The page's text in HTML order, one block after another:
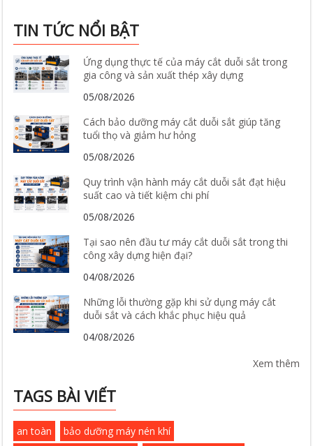
TIN TỨC NỔI BẬT
Ứng dụng thực tế của máy cắt duỗi sắt trong
gia công và sản xuất thép xây dựng
05/08/2026
Cách bảo dưỡng máy cắt duỗi sắt giúp tăng
tuổi thọ và giảm hư hỏng
05/08/2026
Quy trình vận hành máy cắt duỗi sắt đạt hiệu
suất cao và tiết kiệm chi phí
05/08/2026
Tại sao nên đầu tư máy cắt duỗi sắt trong thi
công xây dựng hiện đại?
04/08/2026
Những lỗi thường gặp khi sử dụng máy cắt
duỗi sắt và cách khắc phục hiệu quả
04/08/2026
Xem thêm
TAGS BÀI VIẾT
an toàn
bảo dưỡng máy nén khí